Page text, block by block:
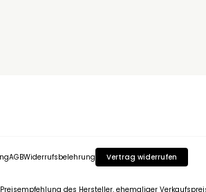
AGBWiderrufsbelehrung Vertrag widerrufen
des Hersteller, ehemaliger